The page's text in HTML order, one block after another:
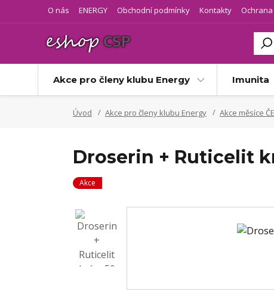
O nás ENERGY Obchodní podmínky Kontakty
Akce pro členy klubu Energy Imunita
Úvod Akce pro členy klubu Energy Akce měsíce
Droserin + Ruticelit
Akce